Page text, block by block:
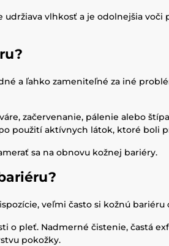
vlhkosť a je odolnejšia
a ľahko zameniteľné za iné
začervenanie, pálenie alebo
použití aktívnych látok, ktoré boli
sa na obnovu kožnej bariéry.
veľmi často si kožnú bariéru
o pleť. Nadmerné čistenie, častá
pokožky.